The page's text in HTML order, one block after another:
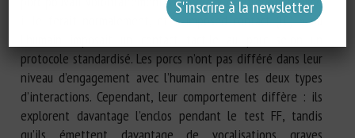
il le ferait normalement, et « imposed contact (IC) » où
protocole standardisé. Les porcs n’ont pas différé dans leur
niveau d’engagement avec l’humain entre les deux types
d’interactions. Cependant, leur comportement diffère : ils
explorent davantage l’enclos pendant le test FF, tandis